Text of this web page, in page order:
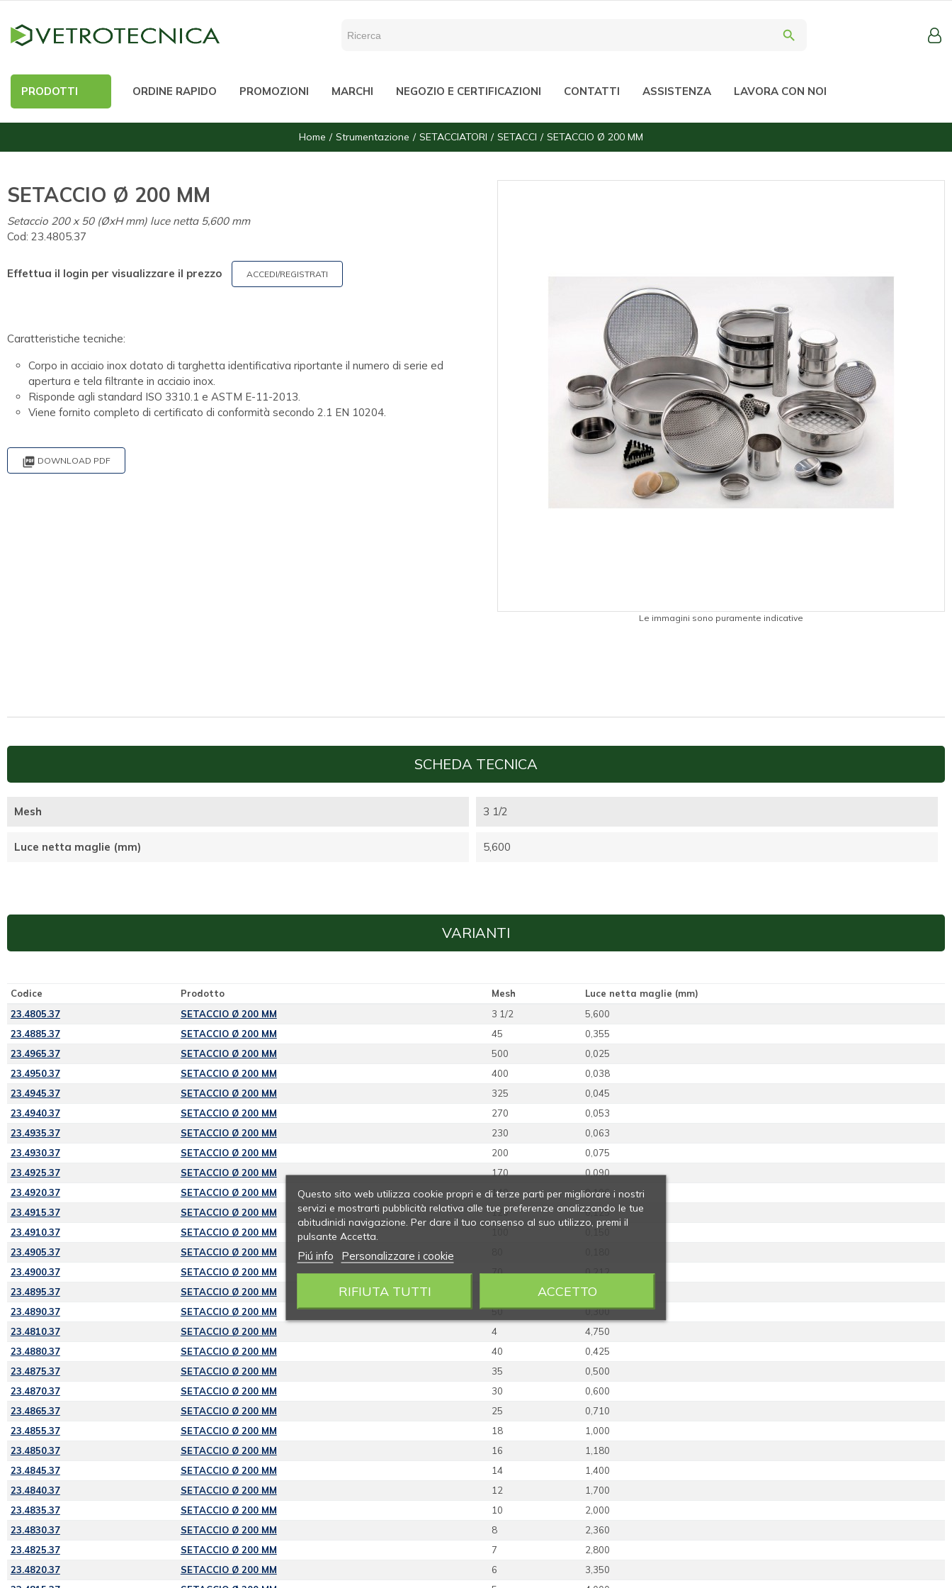
search
PRODOTTI ORDINE RAPIDO PROMOZIONI MARCHI NEGOZIO E CERTIFICAZIONI CONTATTI ASSISTENZA LAVORA CON NOI
Home Strumentazione SETACCIATORI SETACCI SETACCIO Ø 200 MM
SETACCIO Ø 200 MM
Setaccio 200 x 50 (ØxH mm) luce netta 5,600 mm
Cod: 23.4805.37
Effettua il login per visualizzare il prezzo ACCEDI/REGISTRATI
Caratteristiche tecniche:
Corpo in acciaio inox dotato di targhetta identificativa riportante il numero di serie ed
apertura e tela filtrante in acciaio inox.
Risponde agli standard ISO 3310.1 e ASTM E-11-2013.
Viene fornito completo di certificato di conformità secondo 2.1 EN 10204.
 DOWNLOAD PDF
Le immagini sono puramente indicative
SCHEDA TECNICA
Mesh 3 1/2
Luce netta maglie (mm) 5,600
VARIANTI
Codice Prodotto Mesh
Luce netta maglie (mm)
23.4805.37
SETACCIO Ø 200 MM 3 1/2
5,600
23.4885.37
SETACCIO Ø 200 MM 45
0,355
23.4965.37
SETACCIO Ø 200 MM 500
0,025
23.4950.37
SETACCIO Ø 200 MM 400
0,038
23.4945.37
SETACCIO Ø 200 MM 325
0,045
23.4940.37
SETACCIO Ø 200 MM 270
0,053
23.4935.37
SETACCIO Ø 200 MM 230
0,063
23.4930.37
SETACCIO Ø 200 MM 200
0,075
23.4925.37
SETACCIO Ø 200 MM 170
0,090
23.4920.37
SETACCIO Ø 200 MM 140
0,106
23.4915.37
SETACCIO Ø 200 MM 120
0,125
23.4910.37
SETACCIO Ø 200 MM
23.4905.37
SETACCIO Ø 200 MM
23.4900.37
SETACCIO Ø 200 MM 70
0,212
23.4895.37
SETACCIO Ø 200 MM
0,250
23.4890.37
SETACCIO Ø 200 MM 50
0,300
23.4810.37
SETACCIO Ø 200 MM 4
4,750
23.4880.37
SETACCIO Ø 200 MM 40
0,425
23.4875.37
SETACCIO Ø 200 MM 35
0,500
23.4870.37
SETACCIO Ø 200 MM 30
0,600
23.4865.37
SETACCIO Ø 200 MM 25
0,710
23.4855.37
SETACCIO Ø 200 MM 18
1,000
23.4850.37
SETACCIO Ø 200 MM 16
1,180
23.4845.37
SETACCIO Ø 200 MM 14
1,400
23.4840.37
SETACCIO Ø 200 MM 12
1,700
23.4835.37
SETACCIO Ø 200 MM 10
2,000
23.4830.37
SETACCIO Ø 200 MM 8
2,360
23.4825.37
SETACCIO Ø 200 MM 7
2,800
23.4820.37
SETACCIO Ø 200 MM 6
3,350
Questo sito web utilizza cookie propri e di terze parti per migliorare i nostri
servizi e mostrarti pubblicità relativa alle tue preferenze analizzando le tue
abitudinidi navigazione. Per dare il tuo consenso al suo utilizzo, premi il
pulsante Accetta.
Piú info Personalizzare i cookie
RIFIUTA TUTTI ACCETTO